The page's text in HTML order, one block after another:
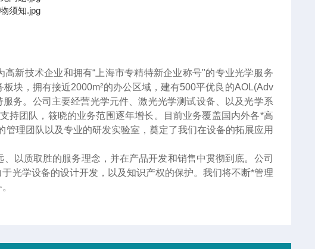
高新技术企业和拥有“上海市专精特新企业称号"的专业光学服务
块，拥有接近2000m²的办公区域，建有500平优良的AOL(Adv
务。公司主要经营光学元件、激光光学测试设备、以及光学系
持团队，筱晓的业务范围逐年增长。目前业务覆盖国内外各*高
理团队以及专业的研发实验室，奠定了我们在设备的拓展应用
以质取胜的服务理念，并在产品开发和销售中贯彻到底。公司
光学设备的设计开发，以及知识产权的保护。我们将不断*管理